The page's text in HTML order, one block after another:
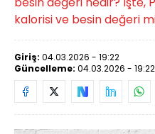
kalorisi ve besin değeri
Giriş: 04.03.2026 - 19:22
Güncelleme: 04.03.2026 - 19:22